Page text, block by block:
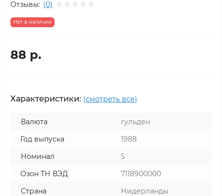
Отзывы: (0)
Нет в наличии
88 р.
Характеристики: (смотреть все)
Валюта
гульден
Год выпуска
1988
Номинал
5
Озон ТН ВЭД
7118900000
Страна
Нидерланды